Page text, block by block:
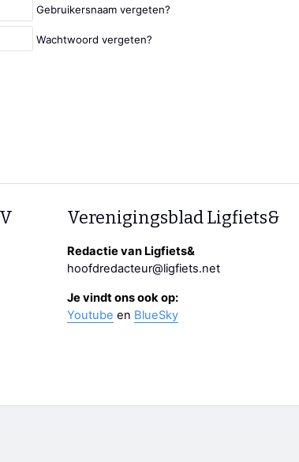
Lokale Fietsverenigingen
Gebruikersnaam vergeten?
Wachtwoord vergeten?
Verenigingsblad Ligfiets&
Redactie van Ligfiets&
hoofdredacteur@ligfiets.net
Je vindt ons ook op:
Youtube en BlueSky